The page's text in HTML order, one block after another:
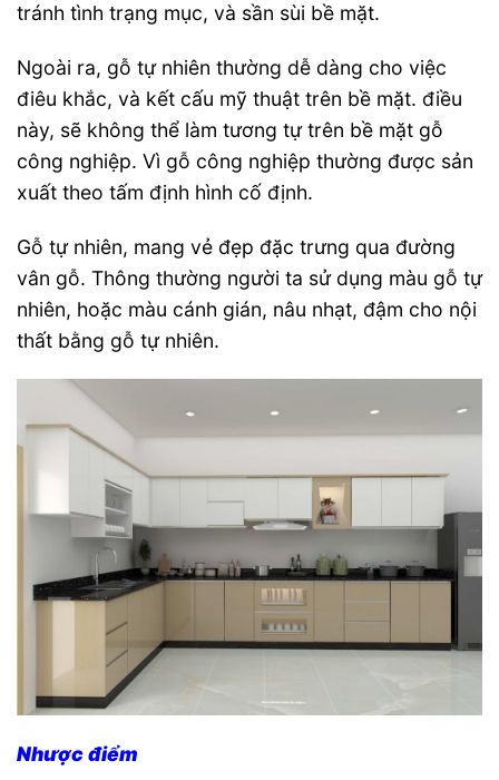
tránh tình trạng mục, và sần sùi bề mặt.
Ngoài ra, gỗ tự nhiên thường dễ dàng cho việc
điêu khắc, và kết cấu mỹ thuật trên bề mặt. điều
này, sẽ không thể làm tương tự trên bề mặt gỗ
công nghiệp. Vì gỗ công nghiệp thường được sản
xuất theo tấm định hình cố định.
Gỗ tự nhiên, mang vẻ đẹp đặc trưng qua đường
vân gỗ. Thông thường người ta sử dụng màu gỗ tự
nhiên, hoặc màu cánh gián, nâu nhạt, đậm cho nội
thất bằng gỗ tự nhiên.
Nhược điểm